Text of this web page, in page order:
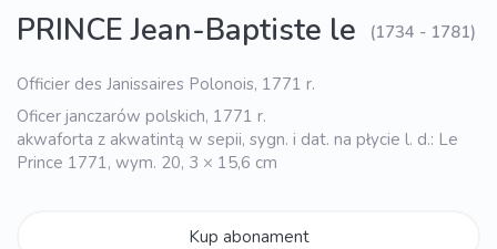
PRINCE Jean-Baptiste le (1734 - 1781)
Officier des Janissaires Polonois, 1771 r.
Oficer janczarów polskich, 1771 r.
akwaforta z akwatintą w sepii, sygn. i dat. na płycie l. d.: Le
Prince 1771, wym. 20, 3 × 15,6 cm
Kup abonament